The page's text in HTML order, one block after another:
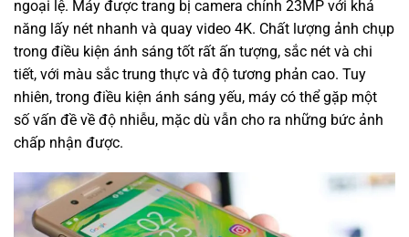
ngoại lệ. Máy được trang bị camera chính 23MP với khả
năng lấy nét nhanh và quay video 4K. Chất lượng ảnh chụp
trong điều kiện ánh sáng tốt rất ấn tượng, sắc nét và chi
tiết, với màu sắc trung thực và độ tương phản cao. Tuy
nhiên, trong điều kiện ánh sáng yếu, máy có thể gặp một
số vấn đề về độ nhiễu, mặc dù vẫn cho ra những bức ảnh
chấp nhận được.